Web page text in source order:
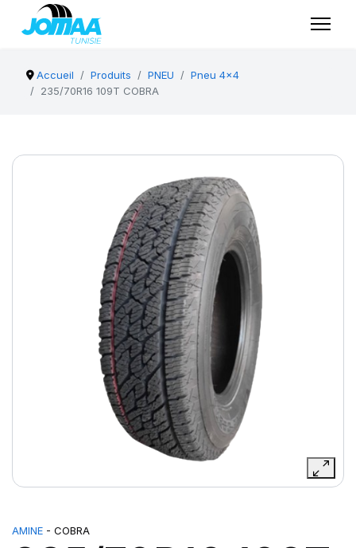
Accueil Produits PNEU
Pneu 4x4
235/70R16 109T COBRA
AMINE - COBRA